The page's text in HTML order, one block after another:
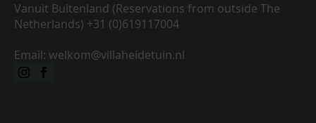
Vanuit Buitenland (Reservations from outside The
Netherlands) +31 (0)619117004
Email: welkom@villaheidetuin.nl